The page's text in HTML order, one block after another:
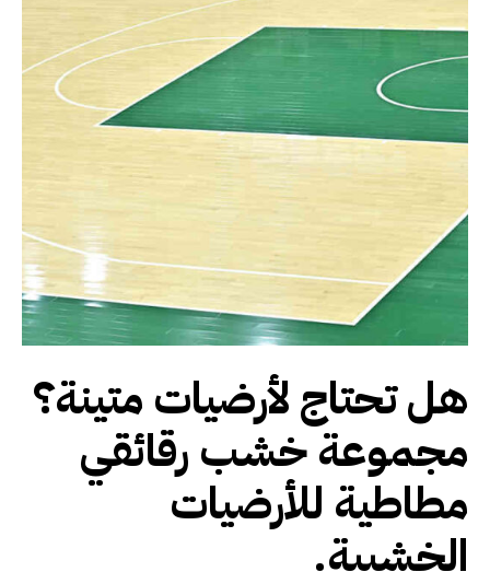
هل تحتاج لأرضيات متينة؟
مجموعة خشب رقائقي
مطاطية للأرضيات
الخشبية.